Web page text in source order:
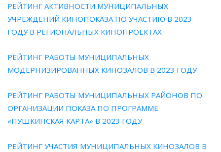
РЕЙТИНГ АКТИВНОСТИ МУНИЦИПАЛЬНЫХ
УЧРЕЖДЕНИЙ КИНОПОКАЗА ПО УЧАСТИЮ В 2023
ГОДУ В РЕГИОНАЛЬНЫХ КИНОПРОЕКТАХ
РЕЙТИНГ РАБОТЫ МУНИЦИПАЛЬНЫХ
МОДЕРНИЗИРОВАННЫХ КИНОЗАЛОВ В 2023 ГОДУ
РЕЙТИНГ РАБОТЫ МУНИЦИПАЛЬНЫХ РАЙОНОВ ПО
ОРГАНИЗАЦИИ ПОКАЗА ПО ПРОГРАММЕ
«ПУШКИНСКАЯ КАРТА» В 2023 ГОДУ
РЕЙТИНГ УЧАСТИЯ МУНИЦИПАЛЬНЫХ КИНОЗАЛОВ В